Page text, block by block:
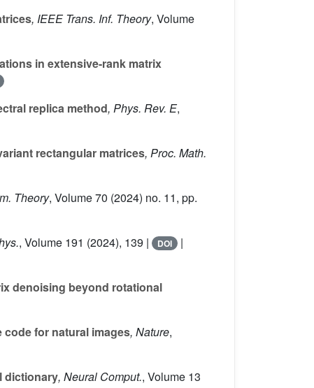
, IEEE Trans. Inf. Theory, Volume
in extensive-rank matrix
replica method, Phys. Rev. E,
rectangular matrices, Proc. Math.
Theory, Volume 70 (2024) no. 11, pp.
, Volume 191 (2024), 139 | DOI |
denoising beyond rotational
for natural images, Nature,
dictionary, Neural Comput., Volume 13